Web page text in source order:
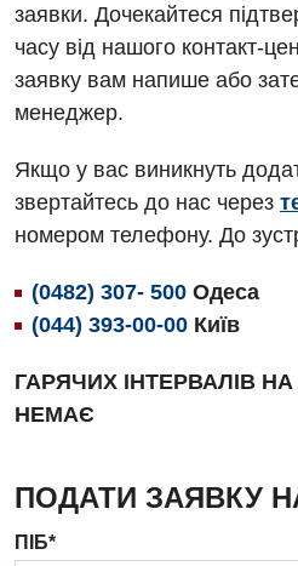
Андрологія
Вакцинація
Відділення інтенсивної
Відділення кардіосудинної
Гастроентерологія
Гінекологічне відділення
Дерматовенерологія
Дієтологія
Урологічне відділення
Хірургічне відділення
Швидка медична допомога
заявки. Дочекайтеся
часу від нашого контакт-
заявку вам напише або
менеджер.
Якщо у вас виникнуть
звертайтесь до нас через
номером телефону. До
(0482) 307- 500 Одеса
(044) 393-00-00 Київ
ГАРЯЧИХ ІНТЕРВАЛІВ
НЕМАЄ
ПОДАТИ ЗАЯВКУ
ПІБ*